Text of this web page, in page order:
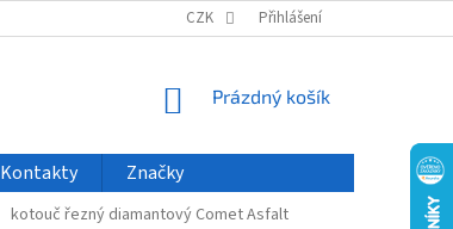
VELKOOBCHOD ČASTO KLADENÉ DOTAZY
CZK Přihlášení
NÁKUPNÍ
Prázdný košík
Kontakty Značky
kotouč řezný diamantový Comet Asfalt